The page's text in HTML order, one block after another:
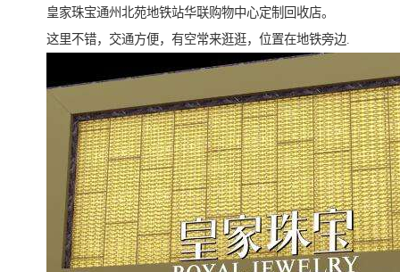
皇家珠宝通州北苑地铁站华联购物中心定制回收店。
这里不错，交通方便，有空常来逛逛，位置在地铁旁边.